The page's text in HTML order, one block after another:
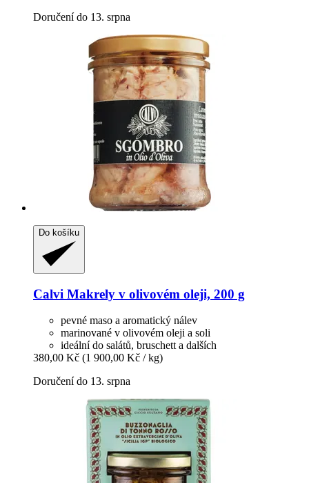
Doručení do 13. srpna
Do košíku
Calvi Makrely v olivovém oleji, 200 g
pevné maso a aromatický nálev
marinované v olivovém oleji a soli
ideální do salátů, bruschett a dalších
380,00 Kč (1 900,00 Kč / kg)
Doručení do 13. srpna